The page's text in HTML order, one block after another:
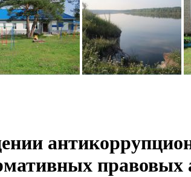
правовых